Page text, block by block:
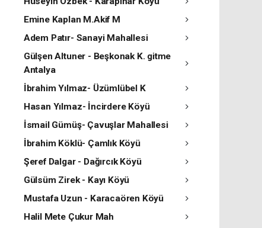
Emine Kaplan M.Akif M
Adem Patır- Sanayi Mahallesi
Gülşen Altuner - Beşkonak K. gitme
Antalya
İbrahim Yılmaz- Üzümlübel K
Hasan Yılmaz- İncirdere Köyü
İsmail Gümüş- Çavuşlar Mahallesi
İbrahim Köklü- Çamlık Köyü
Şeref Dalgar - Dağırcık Köyü
Gülsüm Zirek - Kayı Köyü
Mustafa Uzun - Karacaören Köyü
Halil Mete Çukur Mah